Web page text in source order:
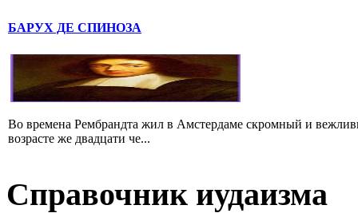
БАРУХ ДЕ СПИНОЗА
Во времена Рембрандта жил в Амстердаме скромный и
возрасте же двадцати че...
Справочник иудаизма